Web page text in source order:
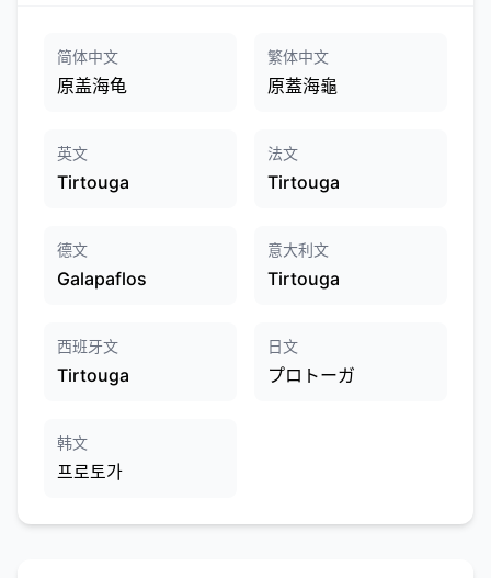
简体中文
原盖海龟
繁体中文
原蓋海龜
英文
Tirtouga
法文
Tirtouga
德文
Galapaflos
意大利文
Tirtouga
西班牙文
Tirtouga
日文
プロトーガ
韩文
프로토가